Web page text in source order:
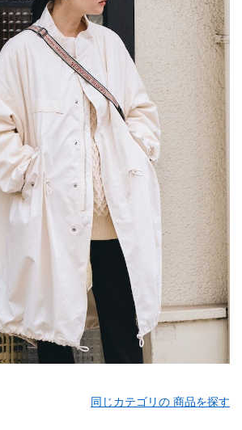
同じカテゴリの 商品を探す